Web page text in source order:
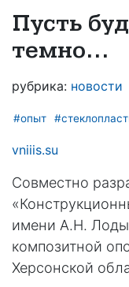
Пусть
темно…
рубрика: новости
#опыт
vniiis.su
Совместно
имени А.Н.
композитной
Херсонской